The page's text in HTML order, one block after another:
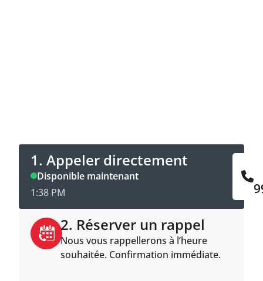
1. Appeler directement
Disponible maintenant
1:38 PM
2. Réserver un rappel
Nous vous rappellerons à l’heure
souhaitée. Confirmation immédiate.